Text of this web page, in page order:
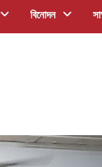
বিনোদন